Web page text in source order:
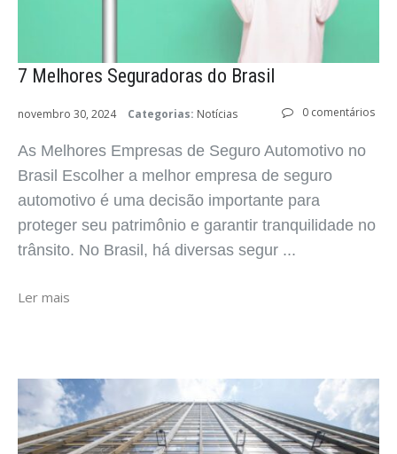
7 Melhores Seguradoras do Brasil
0 comentários
novembro 30, 2024 Categorias: Notícias
As Melhores Empresas de Seguro Automotivo no
Brasil Escolher a melhor empresa de seguro
automotivo é uma decisão importante para
proteger seu patrimônio e garantir tranquilidade no
trânsito. No Brasil, há diversas segur ...
Ler mais